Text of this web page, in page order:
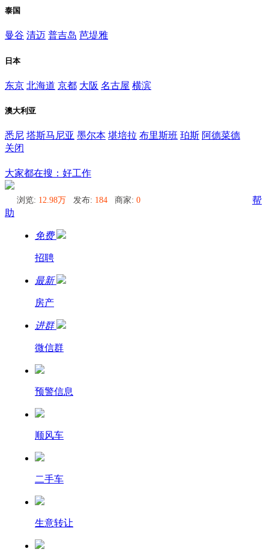
泰国
曼谷 清迈 普吉岛 芭堤雅
日本
东京 北海道 京都 大阪 名古屋 横滨
澳大利亚
悉尼 塔斯马尼亚 墨尔本 堪培拉 布里斯班 珀斯 阿德菜德
关闭
大家都在搜：好工作
浏览: 12.98万 发布: 184 商家: 0
帮
助
免费
招聘
最新
房产
进群
微信群
预警信息
顺风车
二手车
生意转让